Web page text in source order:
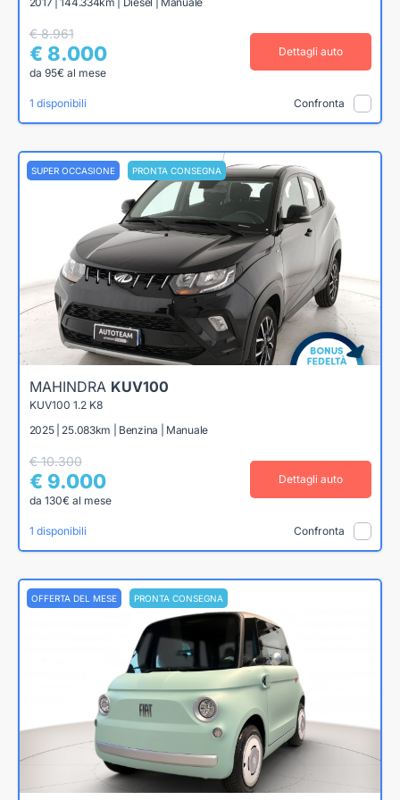
€ 8.961
€ 8.000
da 95€ al mese
Dettagli auto
1 disponibili Confronta
SUPER OCCASIONE PRONTA CONSEGNA
MAHINDRA KUV100
KUV100 1.2 K8
2025 | 25.083km | Benzina | Manuale
€ 10.300
€ 9.000
da 130€ al mese
Dettagli auto
1 disponibili Confronta
OFFERTA DEL MESE PRONTA CONSEGNA